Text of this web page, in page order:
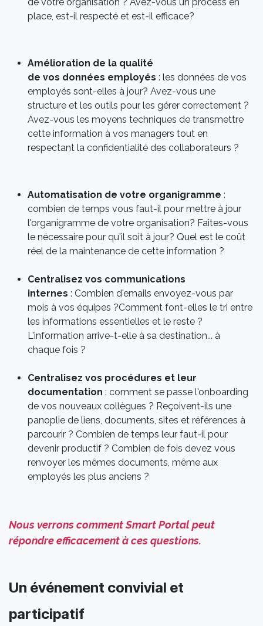
de votre organisation ? Avez-vous un process en
place, est-il respecté et est-il efficace?
Amélioration de la qualité
de vos données employés : les données de vos
employés sont-elles à jour? Avez-vous une
structure et les outils pour les gérer correctement ?
Avez-vous les moyens techniques de transmettre
cette information à vos managers tout en
respectant la confidentialité des collaborateurs ?
Automatisation de votre organigramme :
combien de temps vous faut-il pour mettre à jour
l'organigramme de votre organisation? Faites-vous
le nécessaire pour qu'il soit à jour? Quel est le coût
réel de la maintenance de cette information ?
Centralisez vos communications
internes : Combien d'emails envoyez-vous par
mois à vos équipes ?Comment font-elles le tri entre
les informations essentielles et le reste ?
L'information arrive-t-elle à sa destination... à
chaque fois ?
Centralisez vos procédures et leur
documentation : comment se passe l'onboarding
de vos nouveaux collègues ? Reçoivent-ils une
panoplie de liens, documents, sites et références à
parcourir ? Combien de temps leur faut-il pour
devenir productif ? Combien de fois devez vous
renvoyer les mêmes documents, même aux
employés les plus anciens ?
Nous verrons comment Smart Portal peut
répondre efficacement à ces questions.
Un événement convivial et
participatif